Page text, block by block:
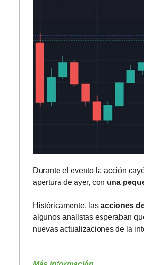
Durante el evento la acción
apertura de ayer, con una
Históricamente, las acciones
algunos analistas esperaban
nuevas actualizaciones de la